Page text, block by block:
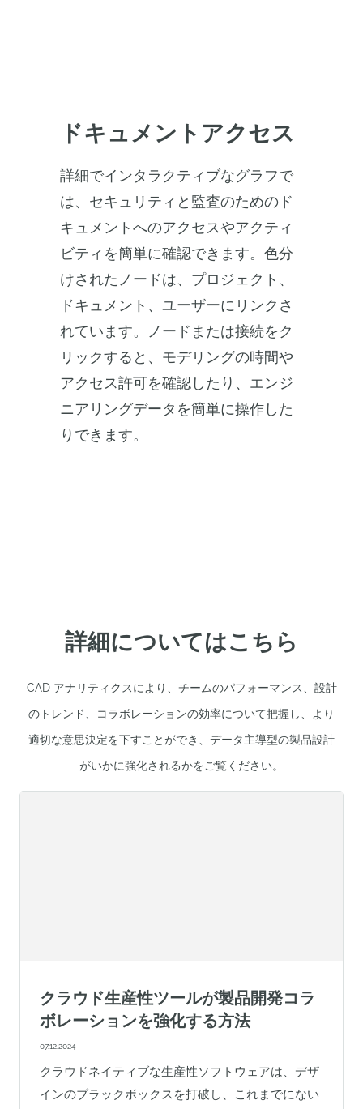
ドキュメントアクセス
詳細でインタラクティブなグラフで
は、セキュリティと監査のためのド
キュメントへのアクセスやアクティ
ビティを簡単に確認できます。色分
けされたノードは、プロジェクト、
ドキュメント、ユーザーにリンクさ
れています。ノードまたは接続をク
リックすると、モデリングの時間や
アクセス許可を確認したり、エンジ
ニアリングデータを簡単に操作した
りできます。
詳細についてはこちら
CAD アナリティクスにより、チームのパフォーマンス、設計
のトレンド、コラボレーションの効率について把握し、より
適切な意思決定を下すことができ、データ主導型の製品設計
がいかに強化されるかをご覧ください。
クラウド生産性ツールが製品開発コラ
ボレーションを強化する方法
07.12.2024
クラウドネイティブな生産性ソフトウェアは、デザ
インのブラックボックスを打破し、これまでにない